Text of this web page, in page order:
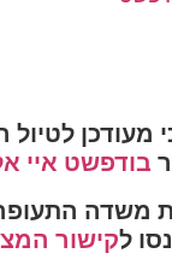
מעודכן
בודפשט איי
משדה
לקישור